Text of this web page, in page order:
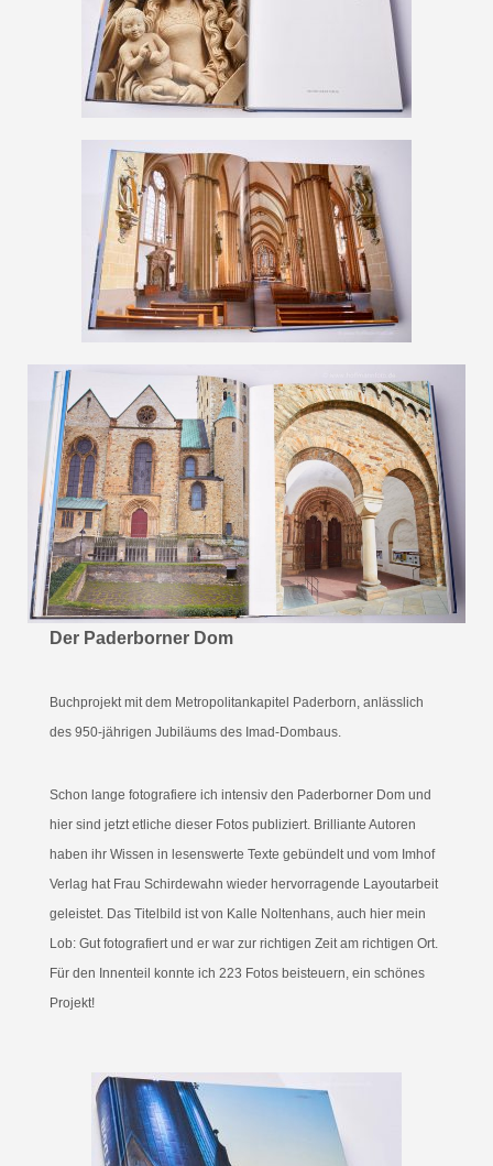
Der Paderborner Dom
Buchprojekt mit dem Metropolitankapitel Paderborn, anlässlich
des 950-jährigen Jubiläums des Imad-Dombaus.
Schon lange fotografiere ich intensiv den Paderborner Dom und
hier sind jetzt etliche dieser Fotos publiziert. Brilliante Autoren
haben ihr Wissen in lesenswerte Texte gebündelt und vom Imhof
Verlag hat Frau Schirdewahn wieder hervorragende Layoutarbeit
geleistet. Das Titelbild ist von Kalle Noltenhans, auch hier mein
Lob: Gut fotografiert und er war zur richtigen Zeit am richtigen Ort.
Für den Innenteil konnte ich 223 Fotos beisteuern, ein schönes
Projekt!